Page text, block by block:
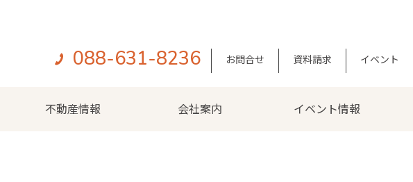
088-631-8236 お問合せ 資料請求 イベント
不動産情報 会社案内 イベント情報